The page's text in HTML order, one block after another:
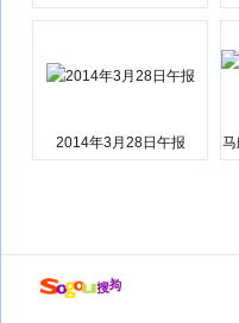
2014年3月28日午报